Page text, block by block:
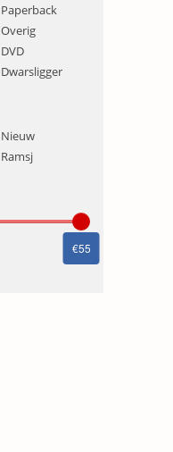
Paperback
Overig
DVD
Dwarsligger
Nieuw
Ramsj
55